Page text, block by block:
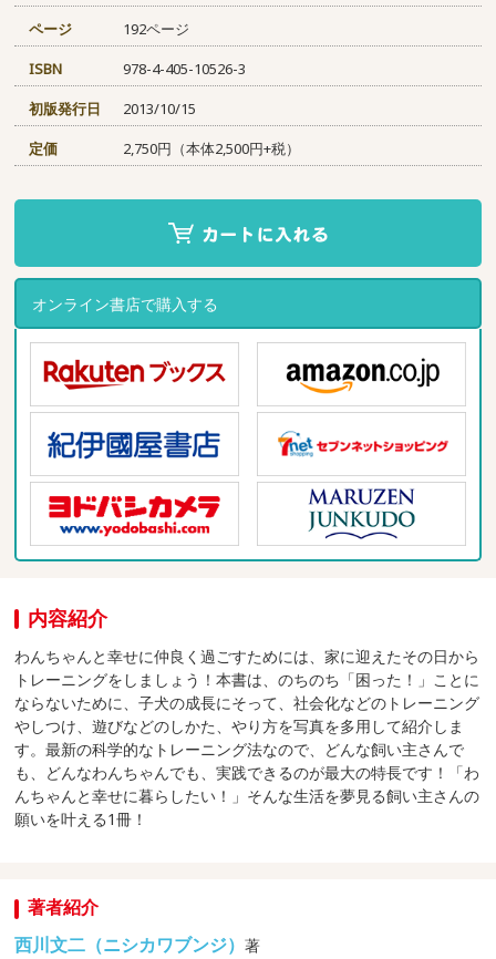
ページ
192ページ
ISBN
978-4-405-10526-3
初版発行日
2013/10/15
定価
2,750円（本体2,500円+税）
オンライン書店で購入する
内容紹介
わんちゃんと幸せに仲良く過ごすためには、家に迎えたその日から
トレーニングをしましょう！本書は、のちのち「困った！」ことに
ならないために、子犬の成長にそって、社会化などのトレーニング
やしつけ、遊びなどのしかた、やり方を写真を多用して紹介しま
す。最新の科学的なトレーニング法なので、どんな飼い主さんで
も、どんなわんちゃんでも、実践できるのが最大の特長です！「わ
んちゃんと幸せに暮らしたい！」そんな生活を夢見る飼い主さんの
願いを叶える1冊！
著者紹介
西川文二（ニシカワブンジ）著